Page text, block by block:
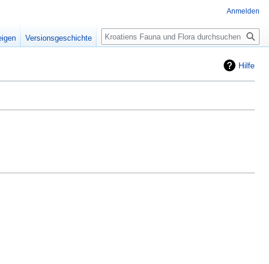
Hilfe
Anmelden
Versionsgeschichte Suche